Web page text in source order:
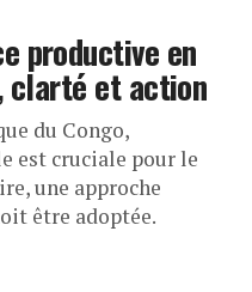
productive en
clarté et action
du Congo,
est cruciale pour le
une approche
être adoptée.